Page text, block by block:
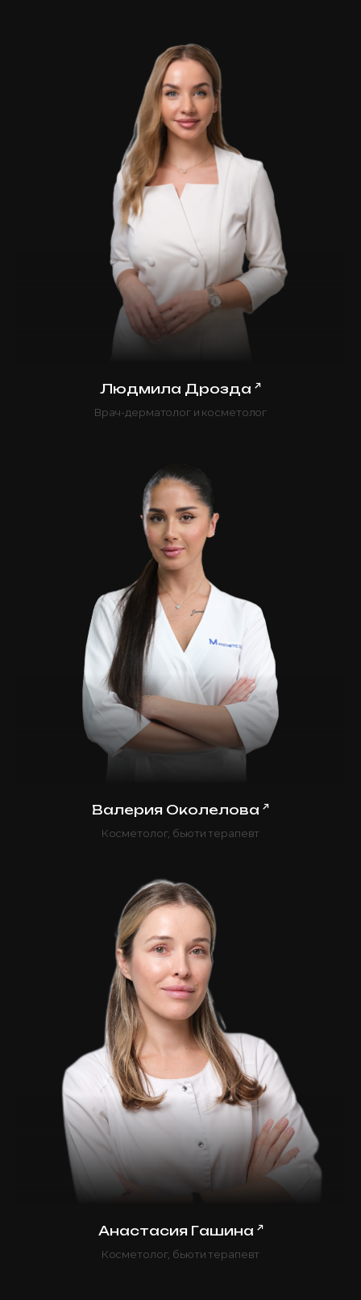
Людмила Дрозда ↗
Врач-дерматолог и косметолог
Валерия Околелова ↗
Косметолог, бьюти терапевт
Анастасия Гашина ↗
Косметолог, бьюти терапевт